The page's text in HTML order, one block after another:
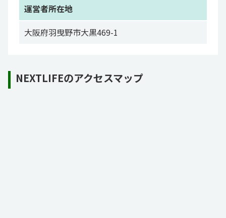
運営者所在地
大阪府羽曳野市大黒469-1
NEXTLIFEのアクセスマップ